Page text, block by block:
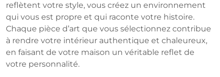
reflètent votre style, vous créez un environnement
qui vous est propre et qui raconte votre histoire.
Chaque pièce d’art que vous sélectionnez contribue
à rendre votre intérieur authentique et chaleureux,
en faisant de votre maison un véritable reflet de
votre personnalité.